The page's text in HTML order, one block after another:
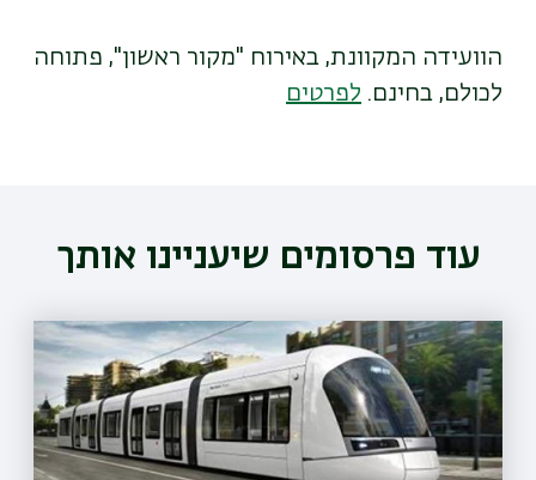
הוועידה המקוונת, באירוח "מקור ראשון", פתוחה
לכולם, בחינם. לפרטים
עוד פרסומים שיעניינו אותך